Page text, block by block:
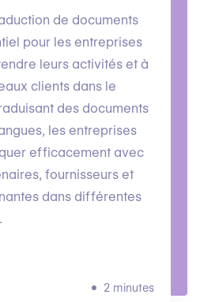
de documents
pour les entreprises
leurs activités et à
clients dans le
des documents
les entreprises
efficacement avec
fournisseurs et
dans différentes
2 minutes